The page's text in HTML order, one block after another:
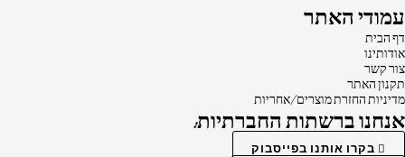
עמודי האתר
דף הבית
אודותינו
צור קשר
תקנון האתר
מדיניות החזרת מוצרים/אחריות
אנחנו ברשתות החברתיות:
בקרו אותנו בפייסבוק